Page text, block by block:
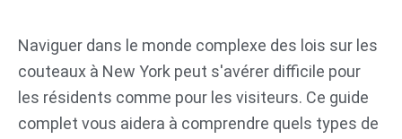
contenu
Naviguer dans le monde complexe des lois sur les
couteaux à New York peut s'avérer difficile pour
les résidents comme pour les visiteurs. Ce guide
complet vous aidera à comprendre quels types de